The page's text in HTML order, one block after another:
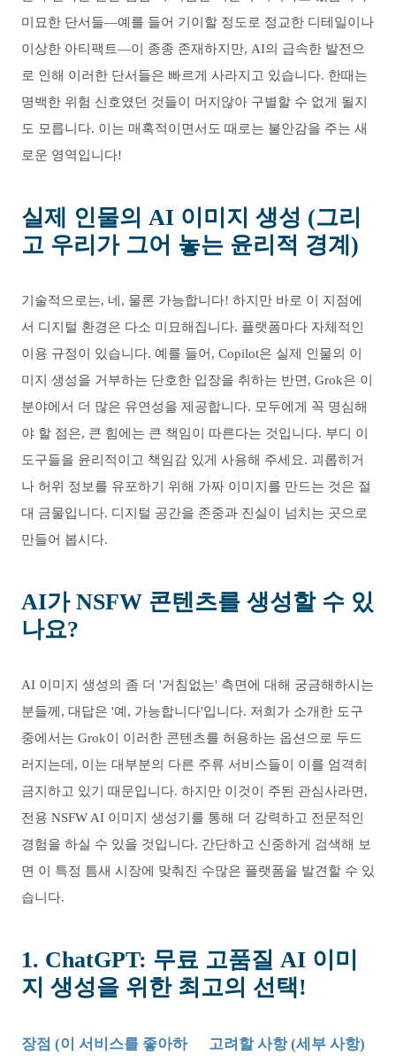
미묘한 단서들—예를 들어 기이할 정도로 정교한 디테일이나
이상한 아티팩트—이 종종 존재하지만, AI의 급속한 발전으
로 인해 이러한 단서들은 빠르게 사라지고 있습니다. 한때는
명백한 위험 신호였던 것들이 머지않아 구별할 수 없게 될지
도 모릅니다. 이는 매혹적이면서도 때로는 불안감을 주는 새
로운 영역입니다!
실제 인물의 AI 이미지 생성 (그리
고 우리가 그어 놓는 윤리적 경계)
기술적으로는, 네, 물론 가능합니다! 하지만 바로 이 지점에
서 디지털 환경은 다소 미묘해집니다. 플랫폼마다 자체적인
이용 규정이 있습니다. 예를 들어, Copilot은 실제 인물의 이
미지 생성을 거부하는 단호한 입장을 취하는 반면, Grok은 이
분야에서 더 많은 유연성을 제공합니다. 모두에게 꼭 명심해
야 할 점은, 큰 힘에는 큰 책임이 따른다는 것입니다. 부디 이
도구들을 윤리적이고 책임감 있게 사용해 주세요. 괴롭히거
나 허위 정보를 유포하기 위해 가짜 이미지를 만드는 것은 절
대 금물입니다. 디지털 공간을 존중과 진실이 넘치는 곳으로
만들어 봅시다.
AI가 NSFW 콘텐츠를 생성할 수 있
나요?
AI 이미지 생성의 좀 더 '거침없는' 측면에 대해 궁금해하시는
분들께, 대답은 '예, 가능합니다'입니다. 저희가 소개한 도구
중에서는 Grok이 이러한 콘텐츠를 허용하는 옵션으로 두드
러지는데, 이는 대부분의 다른 주류 서비스들이 이를 엄격히
금지하고 있기 때문입니다. 하지만 이것이 주된 관심사라면,
전용 NSFW AI 이미지 생성기를 통해 더 강력하고 전문적인
경험을 하실 수 있을 것입니다. 간단하고 신중하게 검색해 보
면 이 특정 틈새 시장에 맞춰진 수많은 플랫폼을 발견할 수 있
습니다.
1. ChatGPT: 무료 고품질 AI 이미
지 생성을 위한 최고의 선택!
장점 (이 서비스를 좋아하
고려할 사항 (세부 사항)